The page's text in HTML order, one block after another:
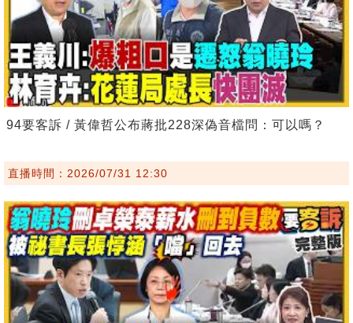
94要客訴 / 黃偉哲公布蔣批228深偽音檔問：可以嗎？
直播時間：2026/07/31 12:30